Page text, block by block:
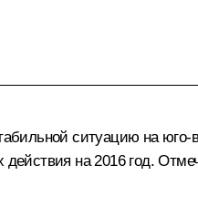
ситуацию на юго-
на 2016 год.